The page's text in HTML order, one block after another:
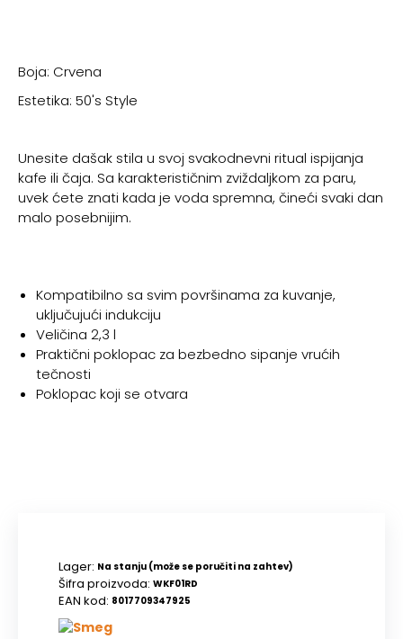
Boja: Crvena
Estetika: 50's Style
Unesite dašak stila u svoj svakodnevni ritual ispijanja
kafe ili čaja. Sa karakterističnim zviždaljkom za paru,
uvek ćete znati kada je voda spremna, čineći svaki dan
malo posebnijim.
Kompatibilno sa svim površinama za kuvanje,
uključujući indukciju
Veličina 2,3 l
Praktični poklopac za bezbedno sipanje vrućih
tečnosti
Poklopac koji se otvara
Lager: Na stanju (može se poručiti na zahtev)
Šifra proizvoda: WKF01RD
EAN kod: 8017709347925